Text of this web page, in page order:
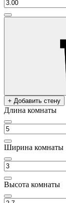
+ Добавить стену
Длина комнаты
Ширина комнаты
Высота комнаты